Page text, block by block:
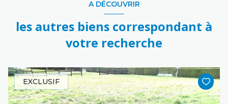
A DÉCOUVRIR
les autres biens correspondant à
votre recherche
EXCLUSIF